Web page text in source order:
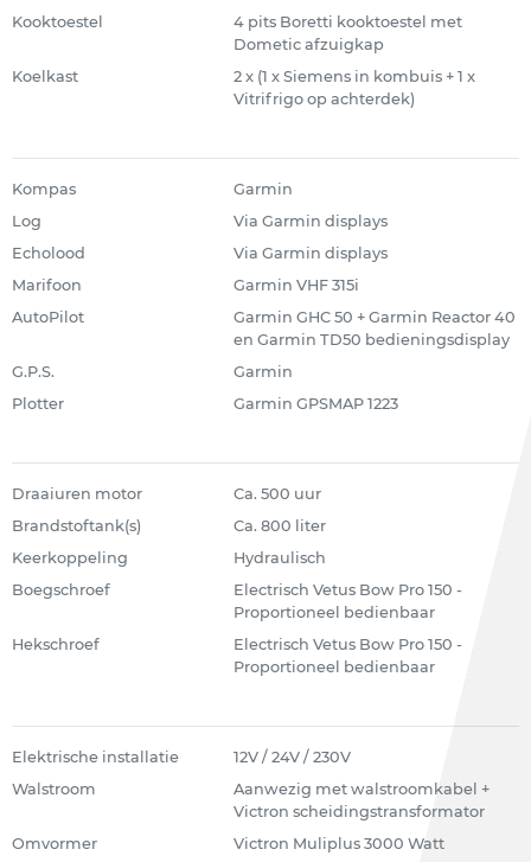
Kooktoestel
4 pits Boretti kooktoestel met
Dometic afzuigkap
Koelkast
2 x (1 x Siemens in kombuis + 1 x
Vitrifrigo op achterdek)
Kompas
Garmin
Log
Via Garmin displays
Echolood
Via Garmin displays
Marifoon
Garmin VHF 315i
AutoPilot
Garmin GHC 50 + Garmin Reactor 40
en Garmin TD50 bedieningsdisplay
G.P.S.
Garmin
Plotter
Garmin GPSMAP 1223
Draaiuren motor
Ca. 500 uur
Brandstoftank(s)
Ca. 800 liter
Keerkoppeling
Hydraulisch
Boegschroef
Electrisch Vetus Bow Pro 150 -
Proportioneel bedienbaar
Hekschroef
Electrisch Vetus Bow Pro 150 -
Proportioneel bedienbaar
Elektrische installatie
12V / 24V / 230V
Walstroom
Aanwezig met walstroomkabel +
Victron scheidingstransformator
Omvormer
Victron Muliplus 3000 Watt